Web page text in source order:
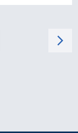
arrow_forward_ios